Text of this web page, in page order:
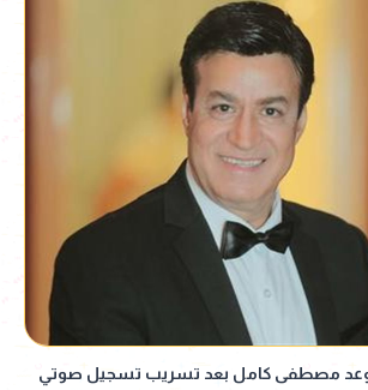
مصطفى كامل بعد تسريب تسجيل صوتي